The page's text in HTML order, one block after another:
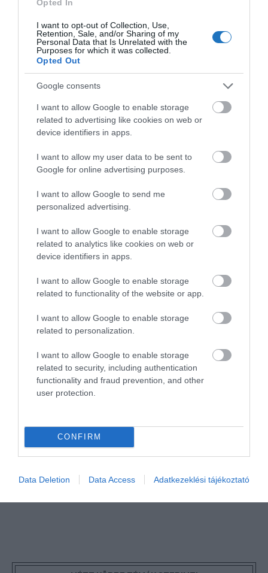
Opted In
I want to opt-out of Collection, Use,
Retention, Sale, and/or Sharing of my
Personal Data that Is Unrelated with the
Purposes for which it was collected.
Opted Out
Google consents
I want to allow Google to enable storage
related to advertising like cookies on web or
device identifiers in apps.
I want to allow my user data to be sent to
Google for online advertising purposes.
I want to allow Google to send me
personalized advertising.
I want to allow Google to enable storage
related to analytics like cookies on web or
device identifiers in apps.
I want to allow Google to enable storage
related to functionality of the website or app.
I want to allow Google to enable storage
related to personalization.
I want to allow Google to enable storage
related to security, including authentication
functionality and fraud prevention, and other
user protection.
CONFIRM
Data Deletion Data Access Adatkezeklési tájékoztató
Megosztás
GYÓGYFÜRDŐ
HÍREK MAGYARORSZÁG MAKÓ
HETI BÖLCSESSÉG
sújtott gyerek." Jean-Michel Maulpoix
KÖZÖSSÉGÜNK TÉGED IS VÁR!